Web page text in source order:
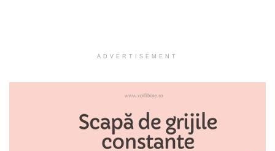
ADVERTISEMENT